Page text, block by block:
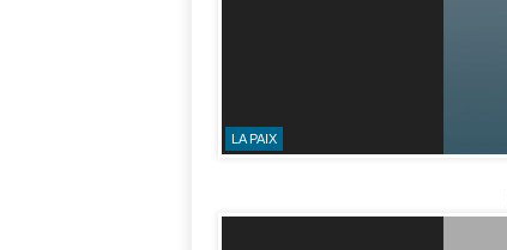
LA PAIX